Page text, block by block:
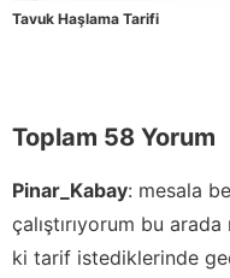
Tavuk Haşlama Tarifi
Toplam 58 Yorum
Pinar_Kabay: mesala
çalıştırıyorum bu
ki tarif istediklerinde